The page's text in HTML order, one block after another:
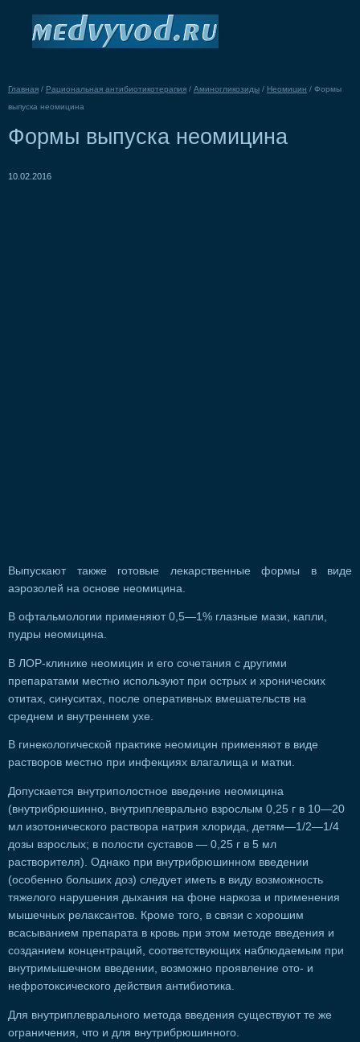
Главная / Рациональная антибиотикотерапия / Аминогликозиды / Неомицин / Формы
выпуска неомицина
Формы выпуска неомицина
10.02.2016
Выпускают также готовые лекарственные формы в виде
аэрозолей на основе неомицина.
В офтальмологии применяют 0,5—1% глазные мази, капли,
пудры неомицина.
В ЛОР-клинике неомицин и его сочетания с другими
препаратами местно используют при острых и хронических
отитах, синуситах, после оперативных вмешательств на
среднем и внутреннем ухе.
В гинекологической практике неомицин применяют в виде
растворов местно при инфекциях влагалища и матки.
Допускается внутриполостное введение неомицина
(внутрибрюшинно, внутриплеврально взрослым 0,25 г в 10—20
мл изотонического раствора натрия хлорида, детям—1/2—1/4
дозы взрослых; в полости суставов — 0,25 г в 5 мл
растворителя). Однако при внутрибрюшинном введении
(особенно больших доз) следует иметь в виду возможность
тяжелого нарушения дыхания на фоне наркоза и применения
мышечных релаксантов. Кроме того, в связи с хорошим
всасыванием препарата в кровь при этом методе введения и
созданием концентраций, соответствующих наблюдаемым при
внутримышечном введении, возможно проявление ото- и
нефротоксического действия антибиотика.
Для внутриплеврального метода введения существуют те же
ограничения, что и для внутрибрюшинного.